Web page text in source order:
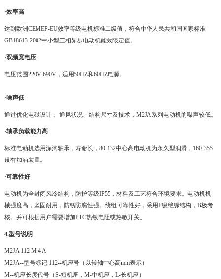
·效率高
达到欧洲CEMEP-EU效率等级电机标准二级值，符合中华人民共和国国家标准
GB18613-2002中小型三相异步电动机能效限定值。
·双频宽电压
电压范围220V-690V，适用50HZ和60HZ电源。
·噪声低
通过优化电磁设计 、通风状况、结构尺寸及技术，M2JA系列电动机的噪声较低。
·轴承负载能力高
标准电动机选用深沟轴承，寿命长，80-132中心高电动机为永久型润滑，160-355
设有加油装置。
·可靠性好
电动机为全封闭风冷结构，防护等级IP55，材料及工艺符合环境要求。电动机机
械强度高，坚固耐用，防锈防腐性强。绕组可靠性好，采用F级绝缘结构，B极考
核。并可根据用户需要增加PTC热敏电阻或热敏开关。
4.型号说明
M2JA 112 M 4 A
M2JA--型号标记 112--机座号（以转轴中心高mm表示）
M--机座长度代号（S-短机座，M-中机座，L-长机座）